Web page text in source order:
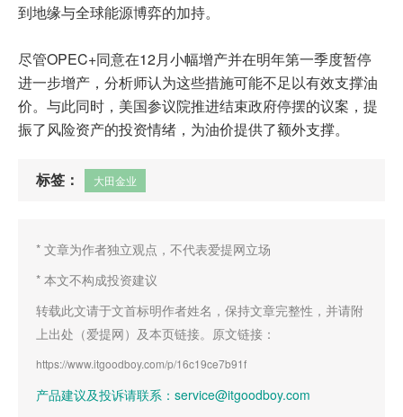
到地缘与全球能源博弈的加持。
尽管OPEC+同意在12月小幅增产并在明年第一季度暂停
进一步增产，分析师认为这些措施可能不足以有效支撑油
价。与此同时，美国参议院推进结束政府停摆的议案，提
振了风险资产的投资情绪，为油价提供了额外支撑。
标签： 大田金业
* 文章为作者独立观点，不代表爱提网立场
* 本文不构成投资建议
转载此文请于文首标明作者姓名，保持文章完整性，并请附
上出处（爱提网）及本页链接。原文链接：
https://www.itgoodboy.com/p/16c19ce7b91f
产品建议及投诉请联系：service@itgoodboy.com